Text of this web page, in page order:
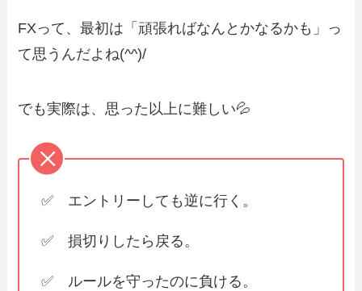
FXって、最初は「頑張ればなんとかなるかも」っ
て思うんだよね(^^)/
でも実際は、思った以上に難しい💦
✅ エントリーしても逆に行く。
✅ 損切りしたら戻る。
✅ ルールを守ったのに負ける。